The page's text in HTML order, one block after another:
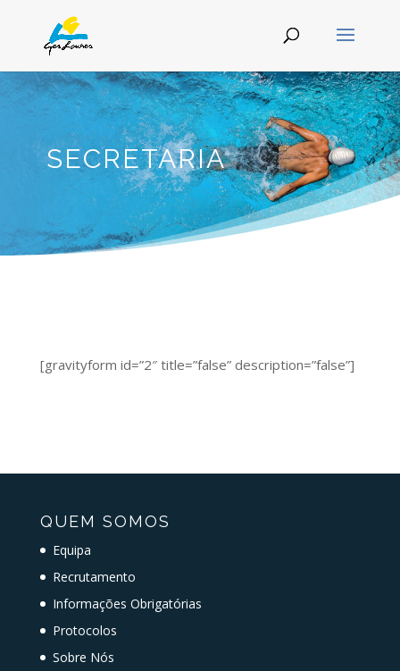
SECRETARIA
[gravityform id=”2″ title=”false” description=”false”]
QUEM SOMOS
Equipa
Recrutamento
Informações Obrigatórias
Protocolos
Sobre Nós